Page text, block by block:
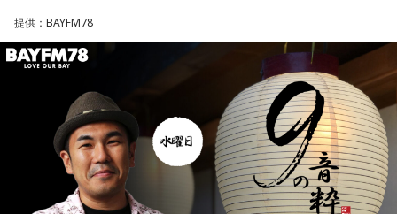
テーマに関するイントロクイズも出題します。
22時台は最後にかける曲を先に発表し、その曲へ向かって1
時間、曲をつないでいく選曲企画、
『藤田太郎の音楽道』 『DREAMS COME TRUE「LOVE LOVE
LOVE」への道』をお送りします。
提供：BAYFM78